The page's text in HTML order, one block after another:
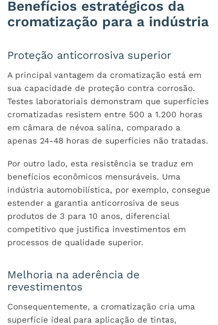
Benefícios estratégicos da
cromatização para a indústria
Proteção anticorrosiva superior
A principal vantagem da cromatização está em
sua capacidade de proteção contra corrosão.
Testes laboratoriais demonstram que superfícies
cromatizadas resistem entre 500 a 1.200 horas
em câmara de névoa salina, comparado a
apenas 24-48 horas de superfícies não tratadas.
Por outro lado, esta resistência se traduz em
benefícios econômicos mensuráveis. Uma
indústria automobilística, por exemplo, consegue
estender a garantia anticorrosiva de seus
produtos de 3 para 10 anos, diferencial
competitivo que justifica investimentos em
processos de qualidade superior.
Melhoria na aderência de
revestimentos
Consequentemente, a cromatização cria uma
superfície ideal para aplicação de tintas,